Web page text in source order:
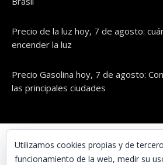
Precio de la luz hoy, 7 de agosto:
encender la luz
Precio Gasolina hoy, 7 de agosto:
las principales ciudades
© UNAENERGÍA,
Utilizamos cookies propias y de
funcionamiento de la web, medir su